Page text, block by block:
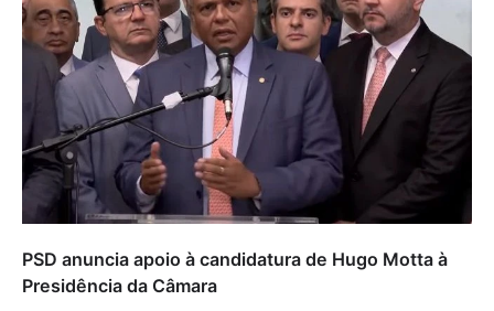
PSD anuncia apoio à candidatura de Hugo Motta à
Presidência da Câmara